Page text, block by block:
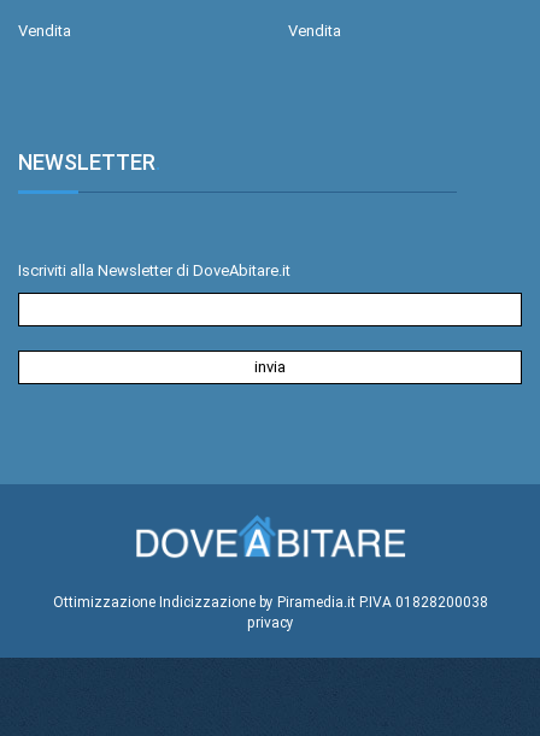
Vendita Vendita
NEWSLETTER.
Iscriviti alla Newsletter di DoveAbitare.it
Ottimizzazione Indicizzazione by Piramedia.itP.IVA 01828200038
privacy